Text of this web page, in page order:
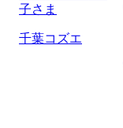
子さま
千葉コズエ